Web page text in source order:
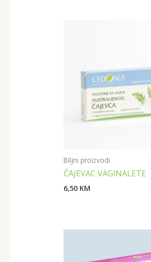
Biljni proizvodi
ČAJEVAC VAGINALETE
6,50 KM